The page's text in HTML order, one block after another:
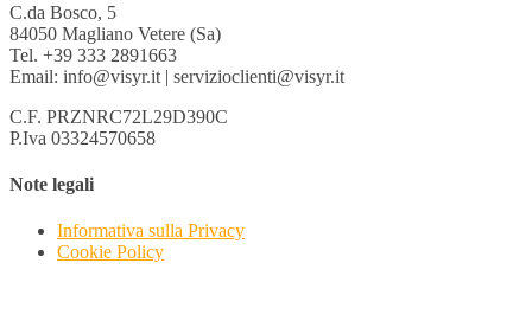
C.da Bosco, 5
84050 Magliano Vetere (Sa)
Tel. +39 333 2891663
Email: info@visyr.it | servizioclienti@visyr.it
C.F. PRZNRC72L29D390C
P.Iva 03324570658
Note legali
Informativa sulla Privacy
Cookie Policy